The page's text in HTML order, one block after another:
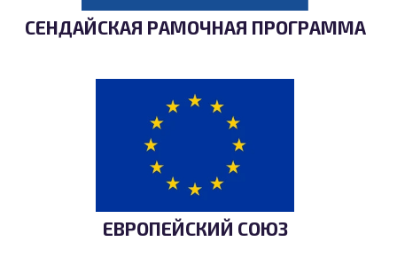
СЕНДАЙСКАЯ РАМОЧНАЯ ПРОГРАММА
ЕВРОПЕЙСКИЙ СОЮЗ